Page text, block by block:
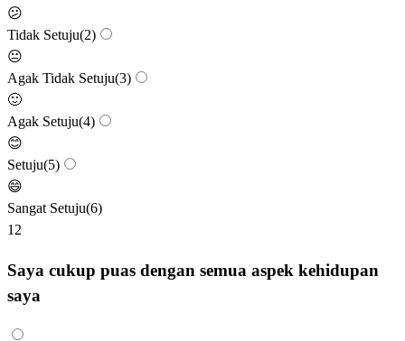
😕
Tidak Setuju(2)
😐
Agak Tidak Setuju(3)
🙂
Agak Setuju(4)
😊
Setuju(5)
😄
Sangat Setuju(6)
12
Saya cukup puas dengan semua aspek kehidupan
saya